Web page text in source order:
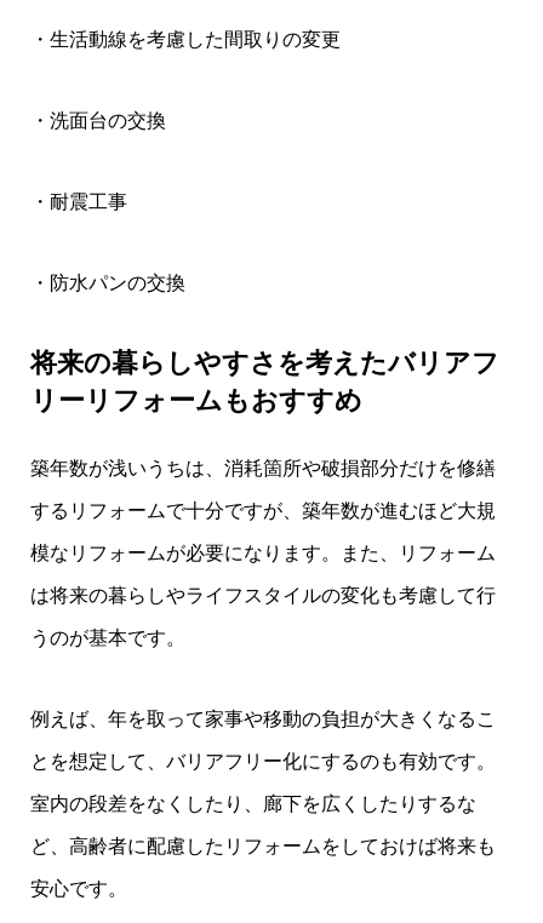
・生活動線を考慮した間取りの変更
・洗面台の交換
・耐震工事
・防水パンの交換
将来の暮らしやすさを考えたバリアフ
リーリフォームもおすすめ
築年数が浅いうちは、消耗箇所や破損部分だけを修繕
するリフォームで十分ですが、築年数が進むほど大規
模なリフォームが必要になります。また、リフォーム
は将来の暮らしやライフスタイルの変化も考慮して行
うのが基本です。
例えば、年を取って家事や移動の負担が大きくなるこ
とを想定して、バリアフリー化にするのも有効です。
室内の段差をなくしたり、廊下を広くしたりするな
ど、高齢者に配慮したリフォームをしておけば将来も
安心です。